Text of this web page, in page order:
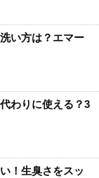
い方は？エマー
わりに使える？3
！生臭さをスッ